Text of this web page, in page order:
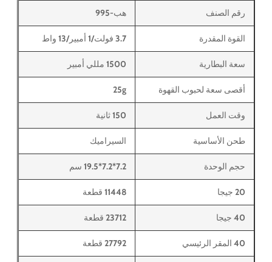
رقم الصنف هب-995
القوة المقدرة 3.7 فولت/1 أمبير/13 واط
سعة البطارية 1500 مللي أمبير
أقصى سعة لحبوب القهوة 25g
وقت العمل 150 ثانية
طحن الأساسية السيراميك
حجم الوحدة 7.2*7.2*19.5 سم
20 جيجا 11448 قطعة
40 جيجا 23712 قطعة
40 المقر الرئيسي 27792 قطعة